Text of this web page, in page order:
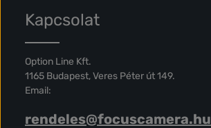
Kapcsolat
Option Line Kft.
1165 Budapest, Veres Péter út 149.
Email:
rendeles@focuscamera.hu